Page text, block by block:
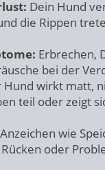
Dein Hund
die Rippen
Erbrechen,
bei der
Hund wirkt matt,
teil oder zeigt
Anzeichen wie
oder